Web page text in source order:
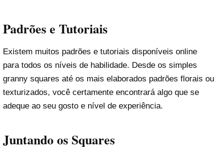
Padrões e Tutoriais
Existem muitos padrões e tutoriais disponíveis online
para todos os níveis de habilidade. Desde os simples
granny squares até os mais elaborados padrões florais ou
texturizados, você certamente encontrará algo que se
adeque ao seu gosto e nível de experiência.
Juntando os Squares